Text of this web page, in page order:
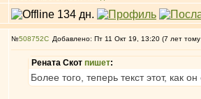
№508752 Добавлено: Пт 11 Окт 19, 13:20 (7 лет
Рената Скот пишет:
Более того, теперь текст этот, как